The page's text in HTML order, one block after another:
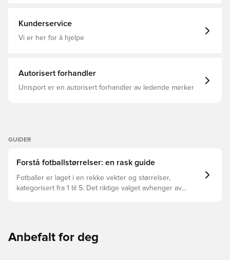
Kunderservice
Vi er her for å hjelpe
Autorisert forhandler
Unisport er en autorisert forhandler av ledende merker
GUIDER
Forstå fotballstørrelser: en rask guide
Fotballer er laget i en rekke vekter og størrelser,
kategorisert fra 1 til 5. Det riktige valget avhenger av
Anbefalt for deg